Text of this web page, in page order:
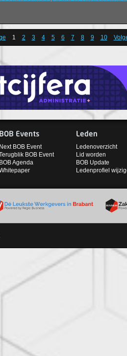
1 2 3 4 5 6 7 8 9 10
BOB Events
Next BOB Event
BOB Event
BOB Agenda
Leden
Ledenoverzicht
Lid worden
BOB Update
Ledenprofiel